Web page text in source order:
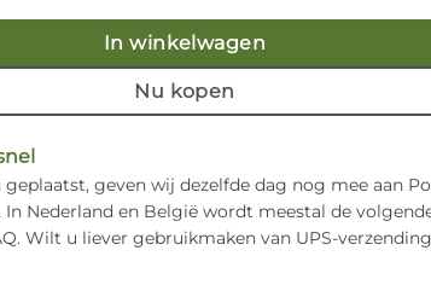
In winkelwagen
Nu kopen
geven wij dezelfde dag nog mee aan
Nederland en België wordt meestal de
Wilt u liever gebruikmaken van UPS-